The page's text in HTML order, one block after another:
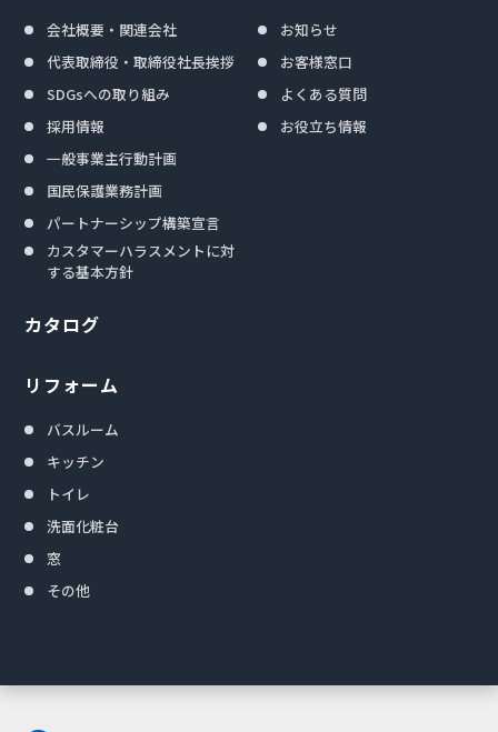
会社概要・関連会社
代表取締役・取締役社長挨拶
SDGsへの取り組み
採用情報
一般事業主行動計画
国民保護業務計画
パートナーシップ構築宣言
カスタマーハラスメントに対
する基本方針
カタログ
リフォーム
バスルーム
キッチン
トイレ
洗面化粧台
窓
その他
お知らせ
お客様窓口
よくある質問
お役立ち情報